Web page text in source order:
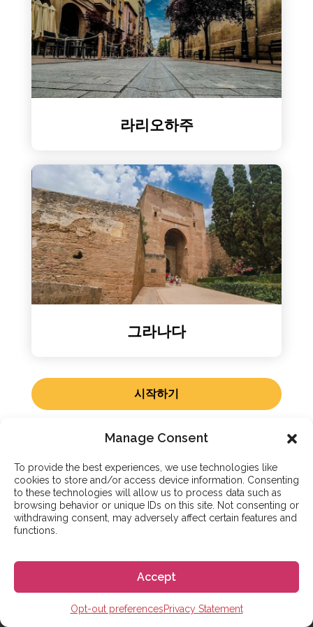
Manage Consent
To provide the best experiences, we use technologies like
cookies to store and/or access device information. Consenting
to these technologies will allow us to process data such as
browsing behavior or unique IDs on this site. Not consenting or
withdrawing consent, may adversely affect certain features and
functions.
Accept
Opt-out preferencesPrivacy Statement
라리오하주
그라나다
시작하기
부가 서비스
고고에스파냐와 함께 스페인
유학/어학연수를 시작하세요
고고에스파냐는 스페인 유학/어학연수를 희망하시는
분들을 전 세계적으로 도움을 드리고 있습니다.
스페인에서 오래 머무시면서 비자 등 여러 서류적인